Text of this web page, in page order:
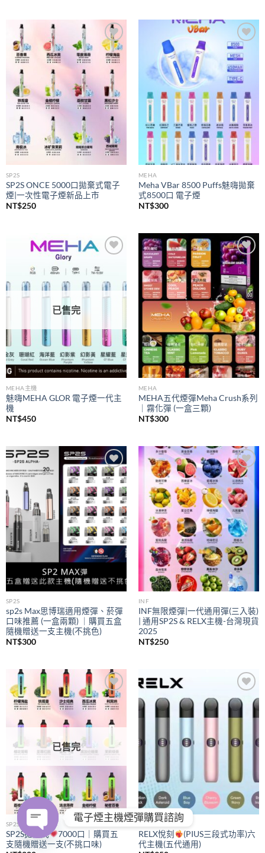
Add to
wishlist
SP2S
SP2S ONCE 5000口拋棄式電子
煙|一次性電子煙新品上市
NT$250
Add to
wishlist
MEHA
Meha VBar 8500 Puffs魅嗨拋棄
式8500口 電子煙
NT$300
wishlist
已售完
MEHA主機
魅嗨MEHA GLOR 電子煙一代主
機
NT$450
Add to
wishlist
MEHA
MEHA五代煙彈Meha Crush系列
｜霧化彈 (一盒三顆)
NT$300
Add to
wishlist
SP2S
sp2s Max思博瑞適用煙彈、菸彈
口味推薦 (一盒兩顆) ｜購買五盒
隨機贈送一支主機(不挑色)
NT$300
Add to
wishlist
INF
INF無限煙彈|一代通用彈(三入裝)
| 通用SP2S & RELX主機-台灣現貨
2025
NT$250
Add to
wishlist
已售完
SP2S
SP2S拋棄式
7000口｜購買五
支隨機贈送一支(不挑口味)
Add to
wishlist
RELX
RELX悅刻
(PIUS三段式功率)六
代主機(五代通用)
電子煙主機煙彈購買諮詢
OPEN